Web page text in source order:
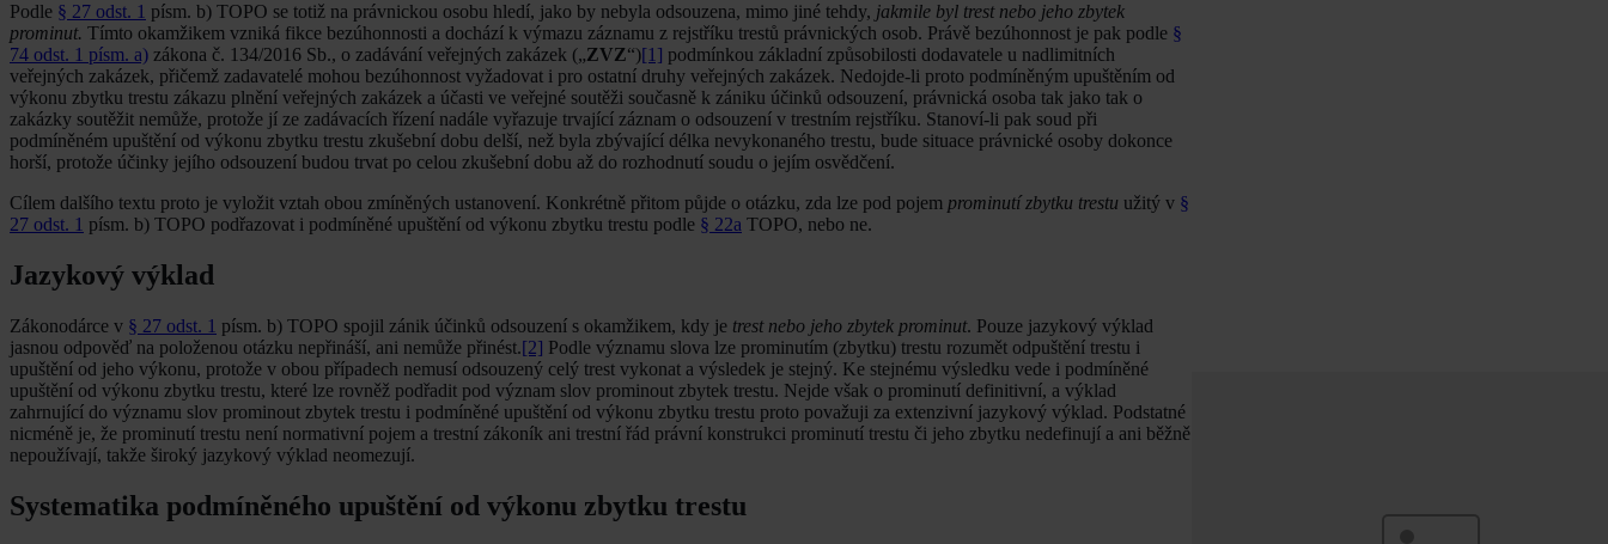
Podle § 27 odst. 1 písm. b) TOPO se totiž na právnickou osobu hledí, jako by nebyla odsouzena, mimo jiné tehdy, jakmile byl trest nebo jeho zbytek
prominut. Tímto okamžikem vzniká fikce bezúhonnosti a dochází k výmazu záznamu z rejstříku trestů právnických osob. Právě bezúhonnost je pak podle §
74 odst. 1 písm. a) zákona č. 134/2016 Sb., o zadávání veřejných zakázek („ZVZ“)[1] podmínkou základní způsobilosti dodavatele u nadlimitních
veřejných zakázek, přičemž zadavatelé mohou bezúhonnost vyžadovat i pro ostatní druhy veřejných zakázek. Nedojde-li proto podmíněným upuštěním od
výkonu zbytku trestu zákazu plnění veřejných zakázek a účasti ve veřejné soutěži současně k zániku účinků odsouzení, právnická osoba tak jako tak o
zakázky soutěžit nemůže, protože jí ze zadávacích řízení nadále vyřazuje trvající záznam o odsouzení v trestním rejstříku. Stanoví-li pak soud při
podmíněném upuštění od výkonu zbytku trestu zkušební dobu delší, než byla zbývající délka nevykonaného trestu, bude situace právnické osoby dokonce
horší, protože účinky jejího odsouzení budou trvat po celou zkušební dobu až do rozhodnutí soudu o jejím osvědčení.
Cílem dalšího textu proto je vyložit vztah obou zmíněných ustanovení. Konkrétně přitom půjde o otázku, zda lze pod pojem prominutí zbytku trestu užitý v §
27 odst. 1 písm. b) TOPO podřazovat i podmíněné upuštění od výkonu zbytku trestu podle § 22a TOPO, nebo ne.
Jazykový výklad
Zákonodárce v § 27 odst. 1 písm. b) TOPO spojil zánik účinků odsouzení s okamžikem, kdy je trest nebo jeho zbytek prominut. Pouze jazykový výklad
jasnou odpověď na položenou otázku nepřináší, ani nemůže přinést.[2] Podle významu slova lze prominutím (zbytku) trestu rozumět odpuštění trestu i
upuštění od jeho výkonu, protože v obou případech nemusí odsouzený celý trest vykonat a výsledek je stejný. Ke stejnému výsledku vede i podmíněné
upuštění od výkonu zbytku trestu, které lze rovněž podřadit pod význam slov prominout zbytek trestu. Nejde však o prominutí definitivní, a výklad
zahrnující do významu slov prominout zbytek trestu i podmíněné upuštění od výkonu zbytku trestu proto považuji za extenzivní jazykový výklad. Podstatné
nicméně je, že prominutí trestu není normativní pojem a trestní zákoník ani trestní řád právní konstrukci prominutí trestu či jeho zbytku nedefinují a ani běžně
nepoužívají, takže široký jazykový výklad neomezují.
Systematika podmíněného upuštění od výkonu zbytku trestu